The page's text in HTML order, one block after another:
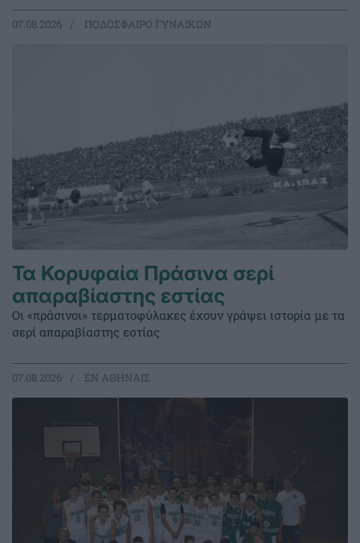
07.08.2026 ΠΟΔΟΣΦΑΙΡΟ ΓΥΝΑΙΚΩΝ
Τα Κορυφαία Πράσινα σερί
απαραβίαστης εστίας
Οι «πράσινοι» τερματοφύλακες έχουν γράψει ιστορία με τα
σερί απαραβίαστης εστίας
07.08.2026 EΝ ΑΘΗΝΑΙΣ